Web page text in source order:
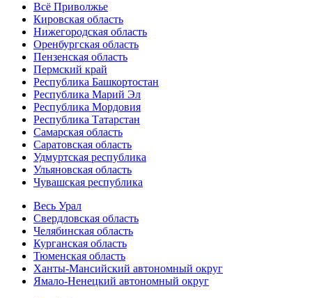
Всё Приволжье
Кировская область
Нижегородская область
Оренбургская область
Пензенская область
Пермский край
Республика Башкортостан
Республика Марий Эл
Республика Мордовия
Республика Татарстан
Самарская область
Саратовская область
Удмуртская республика
Ульяновская область
Чувашская республика
Весь Урал
Свердловская область
Челябинская область
Курганская область
Тюменская область
Ханты-Мансийский автономный округ
Ямало-Ненецкий автономный округ